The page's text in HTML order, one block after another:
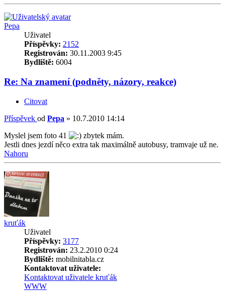
Pepa
Uživatel
Příspěvky: 2152
Registrován: 30.11.2003 9:45
Bydliště: 6004
Re: Na znamení (podněty, názory, reakce)
Citovat
Příspěvek od Pepa » 10.7.2010 14:14
Myslel jsem foto 41
zbytek mám.
Jestli dnes jezdí něco extra tak maximálně autobusy, tramvaje už ne.
Nahoru
kruťák
Uživatel
Příspěvky: 3177
Registrován: 23.2.2010 0:24
Bydliště: mobilnitabla.cz
Kontaktovat uživatele:
Kontaktovat uživatele kruťák
WWW